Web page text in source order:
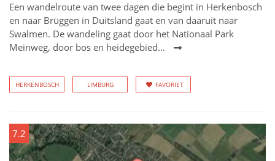
Een wandelroute van twee dagen die begint in Herkenbosch
en naar Brüggen in Duitsland gaat en van daaruit naar
Swalmen. De wandeling gaat door het Nationaal Park
Meinweg, door bos en heidegebied...
HERKENBOSCH LIMBURG FAVORIET
7.2